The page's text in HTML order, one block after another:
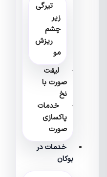
تیرگی
زیر
چشم
ریزش
مو
لیفت
صورت با
نخ
خدمات
پاکسازی
صورت
خدمات در
بوکان